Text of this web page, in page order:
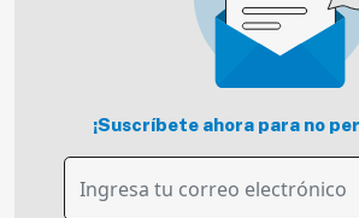
¡Suscríbete ahora para no